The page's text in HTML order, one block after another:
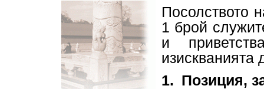
Посолството
1 брой
и
изискванията
1. Позиция,